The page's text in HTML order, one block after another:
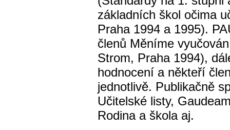
základních škol očima
Praha 1994 a 1995).
členů Měníme
Strom, Praha 1994),
hodnocení a někteří
jednotlivě. Publikačně
Učitelské listy,
Rodina a škola aj.